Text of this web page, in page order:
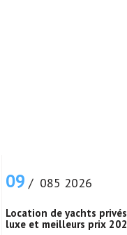
09 / 085 2026
Location de yachts
luxe et meilleurs prix